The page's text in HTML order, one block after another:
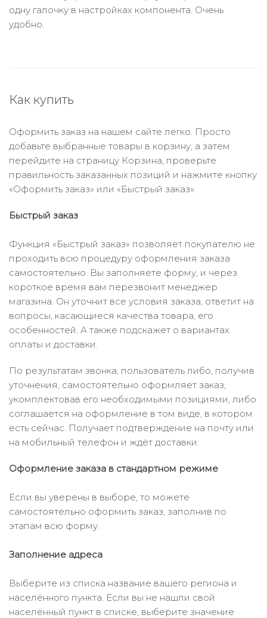
одну галочку в настройках компонента. Очень
удобно.
Как купить
Оформить заказ на нашем сайте легко. Просто
добавьте выбранные товары в корзину, а затем
перейдите на страницу Корзина, проверьте
правильность заказанных позиций и нажмите кнопку
«Оформить заказ» или «Быстрый заказ».
Быстрый заказ
Функция «Быстрый заказ» позволяет покупателю не
проходить всю процедуру оформления заказа
самостоятельно. Вы заполняете форму, и через
короткое время вам перезвонит менеджер
магазина. Он уточнит все условия заказа, ответит на
вопросы, касающиеся качества товара, его
особенностей. А также подскажет о вариантах
оплаты и доставки.
По результатам звонка, пользователь либо, получив
уточнения, самостоятельно оформляет заказ,
укомплектовав его необходимыми позициями, либо
соглашается на оформление в том виде, в котором
есть сейчас. Получает подтверждение на почту или
на мобильный телефон и ждёт доставки.
Оформление заказа в стандартном режиме
Если вы уверены в выборе, то можете
самостоятельно оформить заказ, заполнив по
этапам всю форму.
Заполнение адреса
Выберите из списка название вашего региона и
населённого пункта. Если вы не нашли свой
населённый пункт в списке, выберите значение